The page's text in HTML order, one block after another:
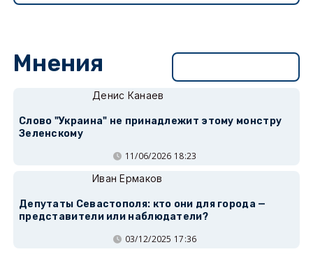
Мнения
Денис Канаев
Слово "Украина" не принадлежит этому монстру
Зеленскому
11/06/2026 18:23
Иван Ермаков
Депутаты Севастополя: кто они для города —
представители или наблюдатели?
03/12/2025 17:36